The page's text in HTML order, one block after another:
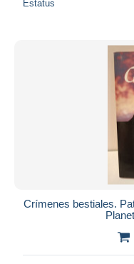
Estatus
Crímenes bestiales.